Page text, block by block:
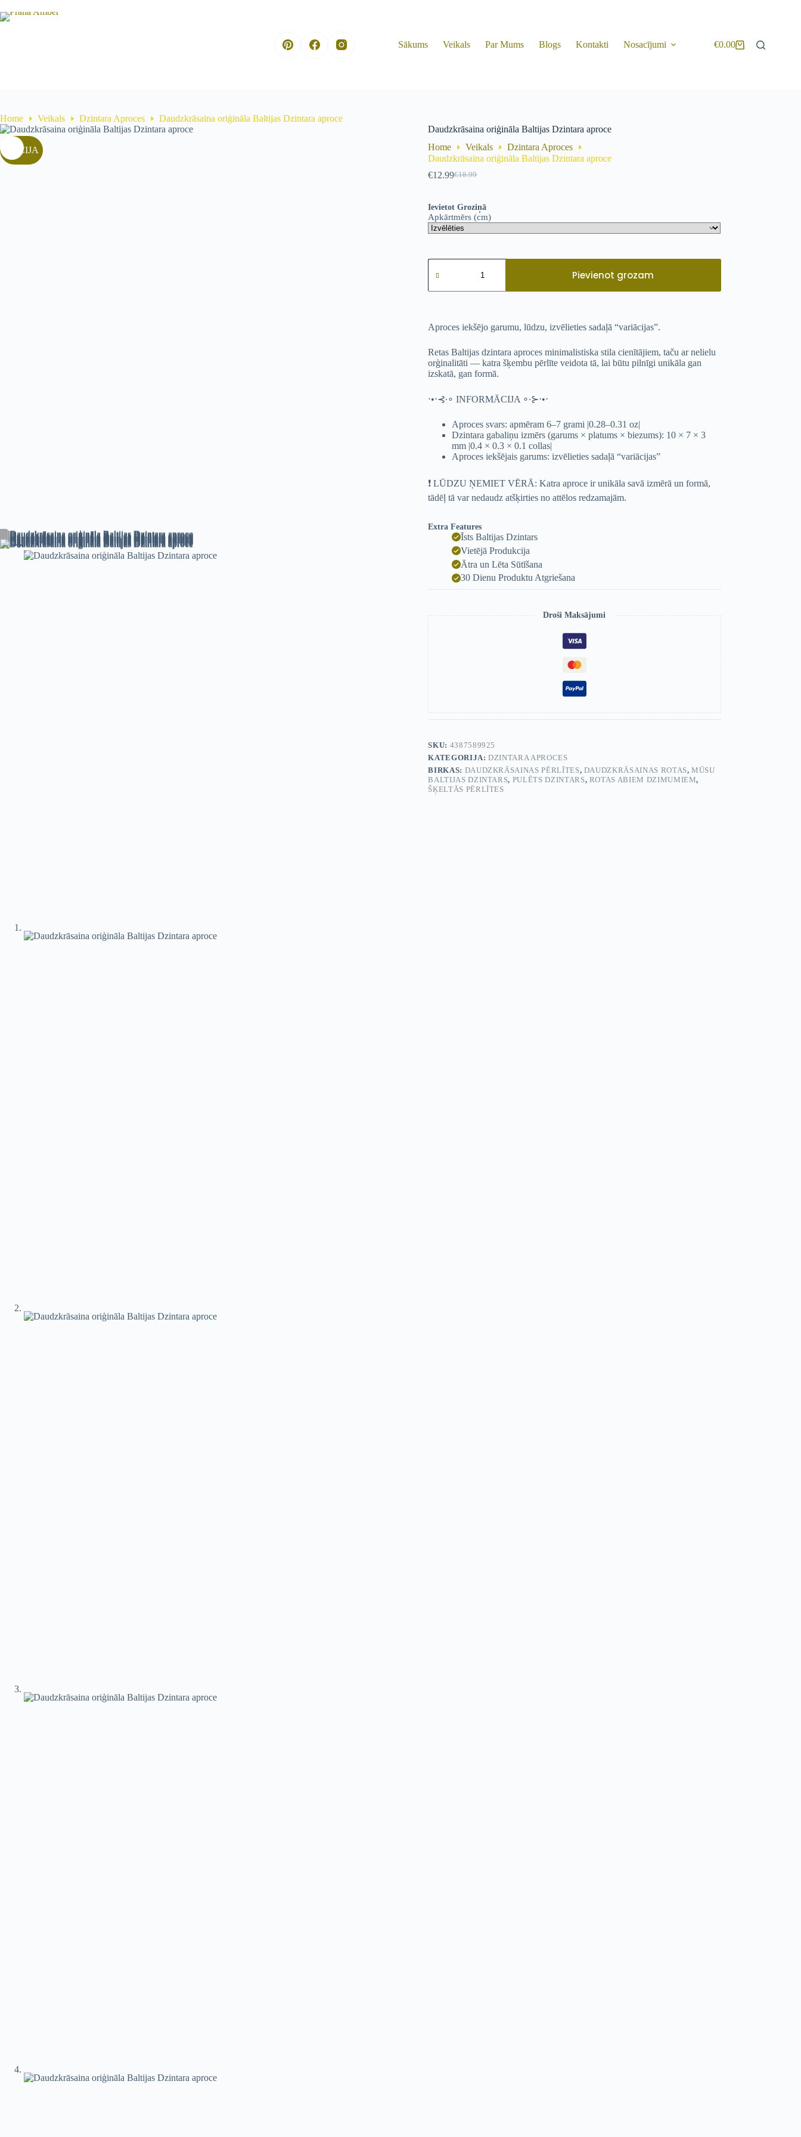
to
Sākums
Veikals Par Mums Blogs Kontakti Nosacījumi
Shopping
€0.00
Home Veikals Dzintara Aproces Daudzkrāsaina oriģināla Baltijas Dzintara aproce
AKCIJA
Daudzkrāsaina oriģināla Baltijas Dzintara aproce
Home
Veikals
Dzintara Aproces
Daudzkrāsaina oriģināla Baltijas Dzintara aproce
€18.99
Original
€18.99.
€12.99Current
€12.99.
Ievietot Groziņā
Apkārtmērs (cm)
Daudzkrāsaina
oriģināla
Dzintara
Pievienot grozam
Aproces iekšējo garumu, lūdzu, izvēlieties sadaļā “variācijas”.
Retas Baltijas dzintara aproces minimalistiska stila cienītājiem, taču ar nelielu
orģinalitāti — katra šķembu pērlīte veidota tā, lai būtu pilnīgi unikāla gan
izskatā, gan formā.
⋅•⋅⊰∙∘ INFORMĀCIJA ∘∙⊱⋅•⋅
Aproces svars: apmēram 6–7 grami |0.28–0.31 oz|
Dzintara gabaliņu izmērs (garums × platums × biezums): 10 × 7 × 3
mm |0.4 × 0.3 × 0.1 collas|
Aproces iekšējais garums: izvēlieties sadaļā “variācijas”
❗ LŪDZU ŅEMIET VĒRĀ: Katra aproce ir unikāla savā izmērā un formā,
tādēļ tā var nedaudz atšķirties no attēlos redzamajām.
Extra Features
Īsts Baltijas Dzintars
Vietējā Produkcija
Ātra un Lēta Sūtīšana
30 Dienu Produktu Atgriešana
Droši Maksājumi
SKU: 4387589925
KATEGORIJA:DZINTARA APROCES
BIRKAS: DAUDZKRĀSAINAS PĒRLĪTES, DAUDZKRĀSAINAS ROTAS,MŪSU
BALTIJAS DZINTARS, PULĒTS DZINTARS, ROTAS ABIEM DZIMUMIEM,
ŠĶELTĀS PĒRLĪTES